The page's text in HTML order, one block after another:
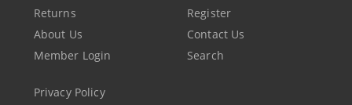
Returns
About Us
Member Login
Register
Contact Us
Search
Privacy Policy